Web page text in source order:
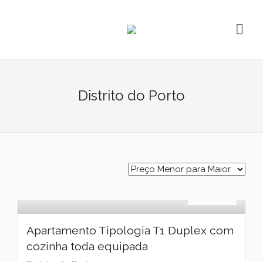
Distrito do Porto
Arrendamento
Apartamento Tipologia T1 Duplex com
cozinha toda equipada